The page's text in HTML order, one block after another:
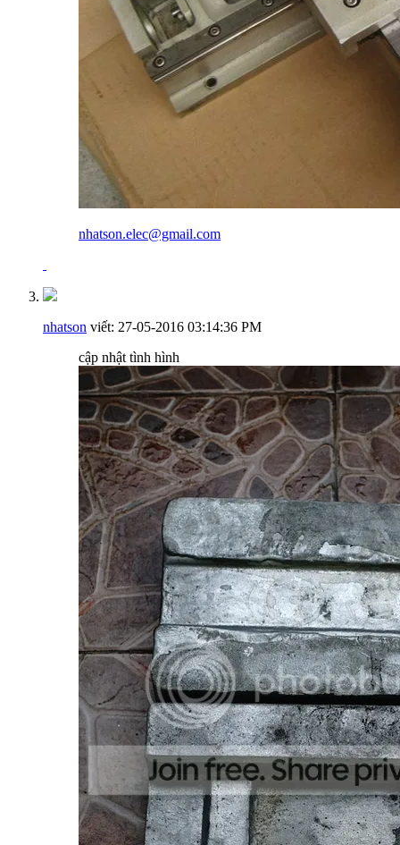
nhatson.elec@gmail.com
nhatson viết: 27-05-2016 03:14:36 PM
cập nhật tình hình